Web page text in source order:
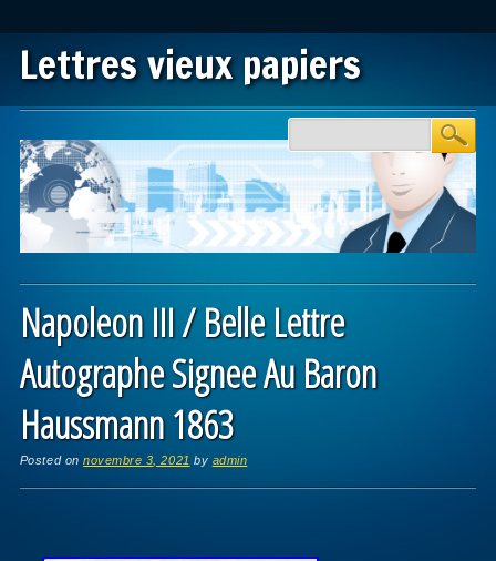
Lettres vieux papiers
Main menu
Napoleon III / Belle Lettre
Autographe Signee Au Baron
Haussmann 1863
Posted onnovembre 3, 2021 by admin